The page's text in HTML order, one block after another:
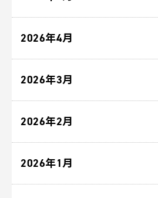
2026年4月
2026年3月
2026年2月
2026年1月